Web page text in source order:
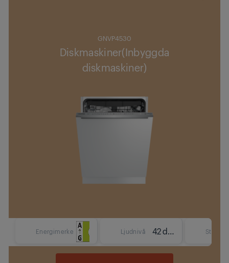
GNVP4530
Diskmaskiner(Inbyggda
diskmaskiner)
Energimerke Ljudnivå 42 dBA Storlek